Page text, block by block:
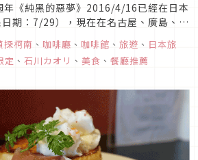
年《純黑的惡夢》2016/4/16已經在日本
期：7/29），現在在名古屋、廣島、東
有一個期間限定的柯南咖啡廳呢！既然
無所不在囉！ 店內的「柯南卡布奇諾」
種奶泡上的可可粉裝飾。圖片來源只要
探柯南 、 咖啡廳 、 咖啡館 、 旅遊 、 日本旅
定 、 石川カオリ 、 美食 、 餐廳推薦